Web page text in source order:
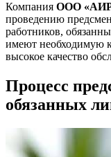
Компания ООО
проведению
работников,
имеют необходимую
высокое качество
Процесс
обязанных